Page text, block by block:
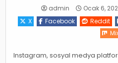
admin Ocak 6,
X
Facebook Reddit
Instagram, sosyal medya